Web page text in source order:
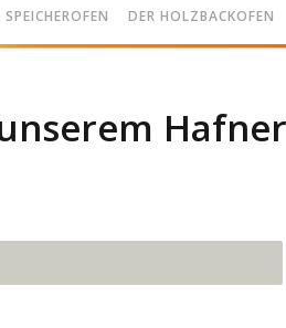
SPEICHEROFEN DER HOLZBACKOFEN